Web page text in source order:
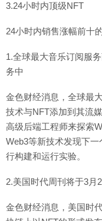
3.24小时内顶级NFT
24小时内销售涨幅前十
1.全球最大音乐订阅服
务中
金色财经消息，全球最
技术与NFT添加到其流
高级后端工程师来探索
Web3等新技术发现下
行构建和运行实验。
2.美国时代周刊将于3月
金色财经消息，美国时